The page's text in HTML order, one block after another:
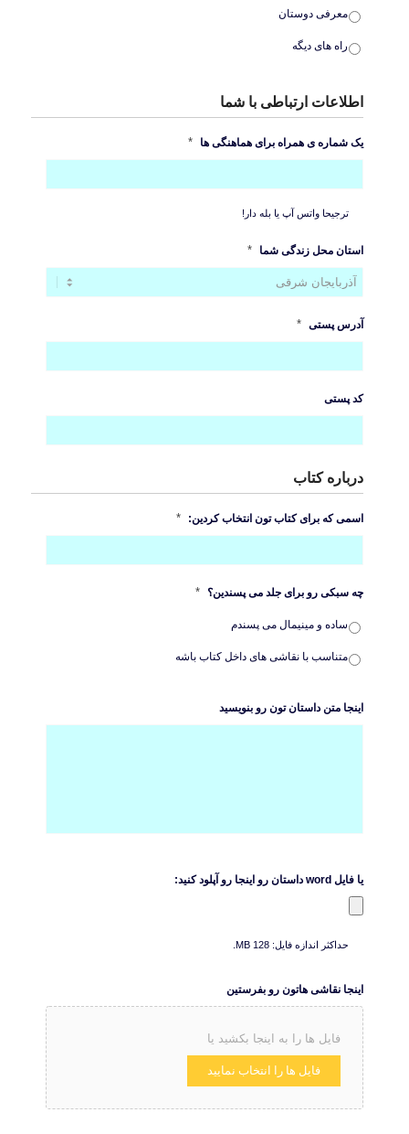
معرفی دوستان
راه های دیگه
اطلاعات ارتباطی با شما
یک شماره ی همراه برای هماهنگی ها *
ترجیحا واتس آپ یا بله دار!
استان محل زندگی شما *
آدرس پستی *
کد پستی
درباره کتاب
اسمی که برای کتاب تون انتخاب کردین: *
چه سبکی رو برای جلد می پسندین؟ *
ساده و مینیمال می پسندم
متناسب با نقاشی های داخل کتاب باشه
اینجا متن داستان تون رو بنویسید
یا فایل word داستان رو اینجا رو آپلود کنید:
حداکثر اندازه فایل: 128 MB.
اینجا نقاشی هاتون رو بفرستین
فایل ها را به اینجا بکشید یا
فایل ها را انتخاب نمایید